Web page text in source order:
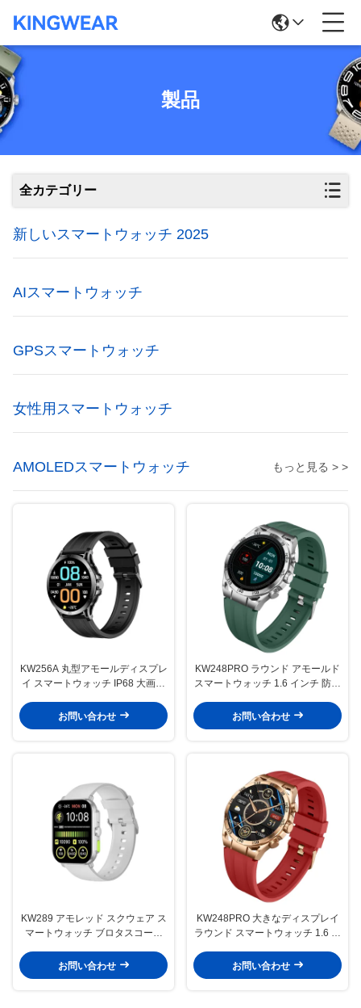
製品
全カテゴリー
新しいスマートウォッチ 2025
AIスマートウォッチ
GPSスマートウォッチ
女性用スマートウォッチ
AMOLEDスマートウォッチ もっと見る > >
KW256A 丸型アモールディスプレ
イ スマートウォッチ IP68 大画面
お問い合わせ
KW248PRO ラウンド アモールド
スマートウォッチ 1.6 インチ 防水
お問い合わせ
KW289 アモレッド スクウェア ス
マートウォッチ ブロタスコール
ウォッチ 2.01 インチ
お問い合わせ
KW248PRO 大きなディスプレイ
ラウンド スマートウォッチ 1.6 イ
ドディスプレイ
お問い合わせ